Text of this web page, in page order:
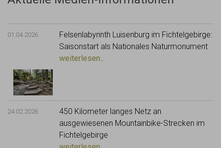
01.04.2026
Felsenlabyrinth Luisenburg im Fichtelgebirge:
Saisonstart als Nationales Naturmonument
weiterlesen...
24.02.2026
450 Kilometer langes Netz an
ausgewiesenen Mountainbike-Strecken im
Fichtelgebirge